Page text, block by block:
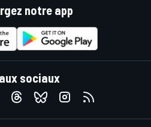
notre app
sociaux